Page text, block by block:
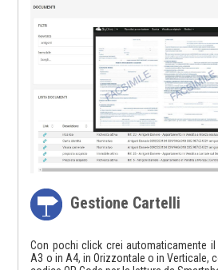
Gestione Cartelli
Con pochi click crei automaticamente il
A3 o in A4, in Orizzontale o in Verticale,